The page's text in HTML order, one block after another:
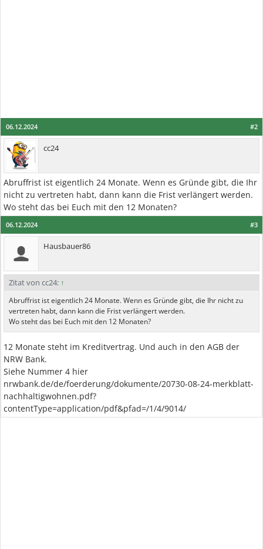
#2
06.12.2024
cc24
Abruffrist ist eigentlich 24 Monate. Wenn es Gründe gibt, die Ihr
nicht zu vertreten habt, dann kann die Frist verlängert werden.
Wo steht das bei Euch mit den 12 Monaten?
#3
06.12.2024
Hausbauer86
Zitat von cc24: ↑
Abruffrist ist eigentlich 24 Monate. Wenn es Gründe gibt, die Ihr nicht zu
vertreten habt, dann kann die Frist verlängert werden.
Wo steht das bei Euch mit den 12 Monaten?
12 Monate steht im Kreditvertrag. Und auch in den AGB der
NRW Bank.
Siehe Nummer 4 hier
nrwbank.de/de/foerderung/dokumente/20730-08-24-merkblatt-
nachhaltigwohnen.pdf?
contentType=application/pdf&pfad=/1/4/9014/